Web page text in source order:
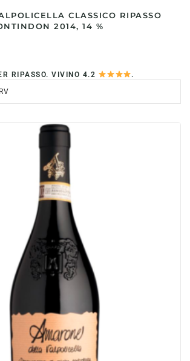
CLASSICO RIPASSO
2014, 14 %
RIPASSO. VIVINO 4.2
.